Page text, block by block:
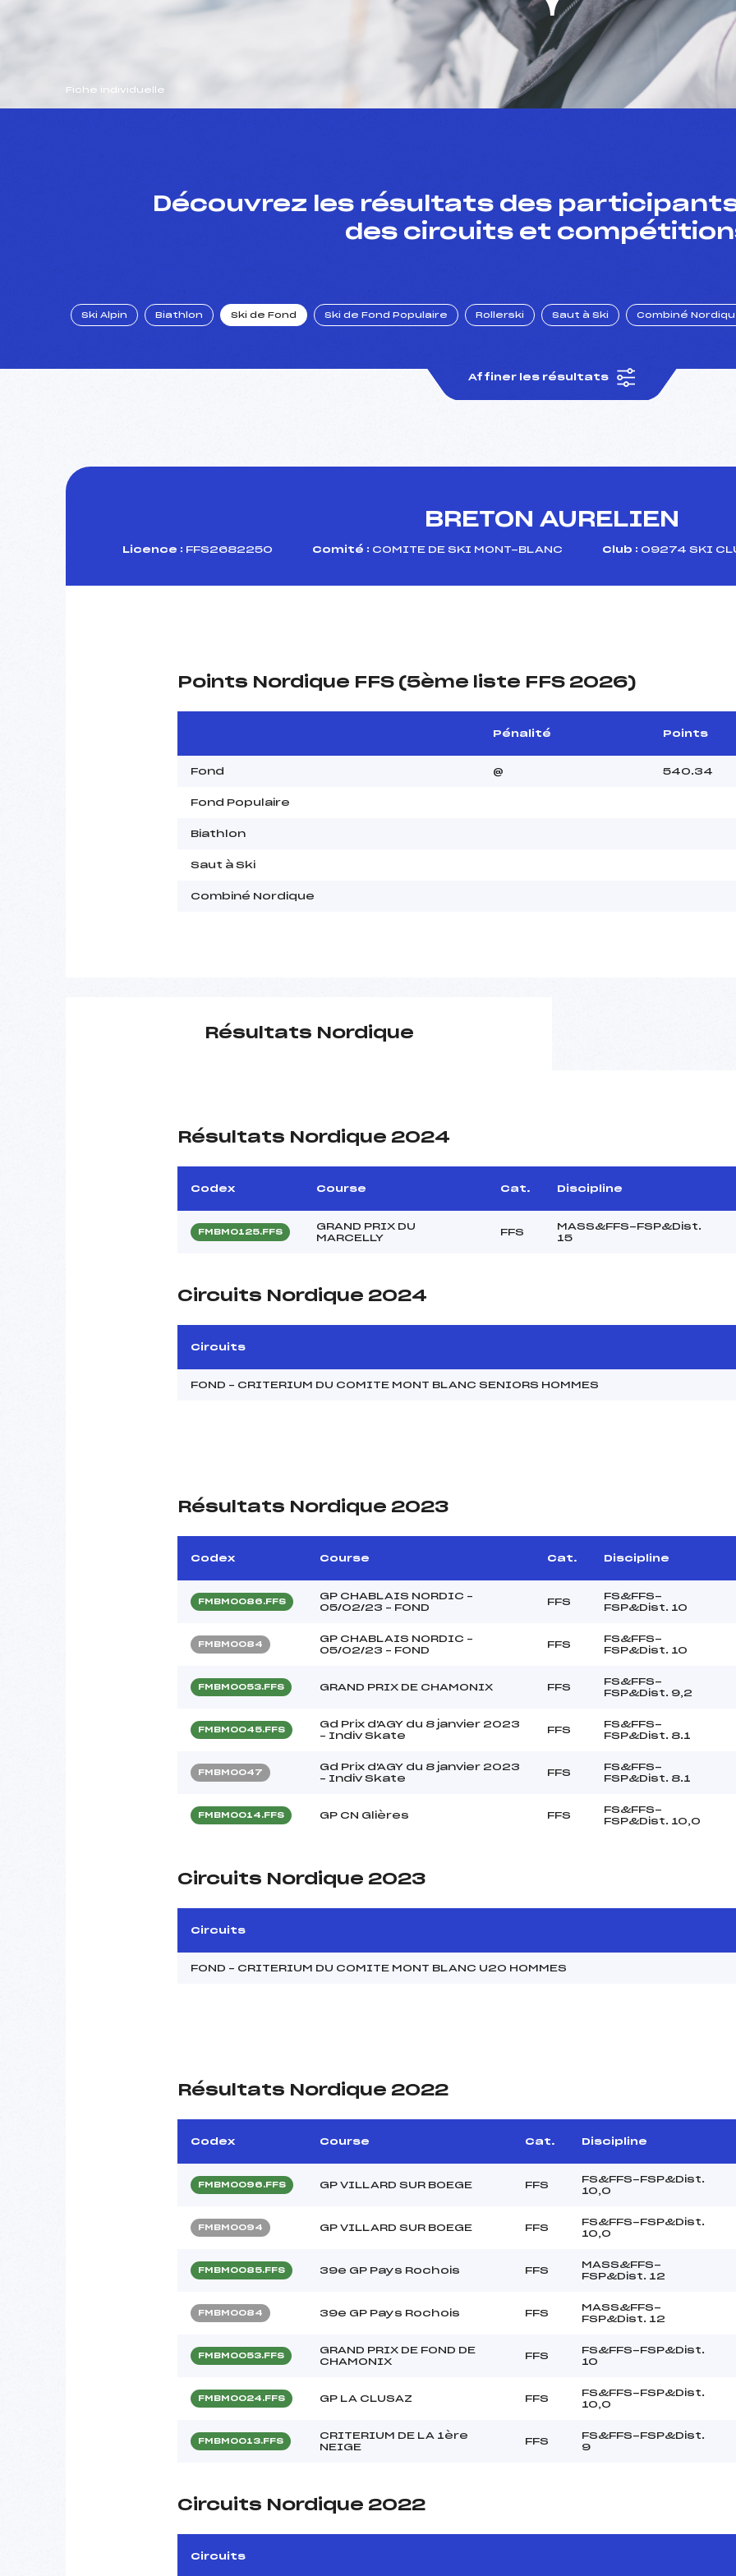
Fiche individuelle
Découvrez les résultats des participants
des circuits et
Ski Alpin Biathlon Ski de Fond Ski de Fond Populaire Rollerski Saut à Ski Combiné
Affiner les résultats
BRETON AURELIEN
Licence : FFS2682250 Comité : COMITE DE SKI MONT-BLANC Club : 09274 SKI
Points Nordique FFS (5ème liste FFS 2026)
Pénalité Points
Fond @ 540.34
Fond Populaire
Biathlon
Saut à Ski
Combiné Nordique
Résultats Nordique
Résultats Nordique 2024
Codex Course Cat. Discipline
FMBM0125.FFS
GRAND PRIX DU
MARCELLY
FFS
MASS&FFS-FSP&Dist.
15
Circuits Nordique 2024
Circuits
FOND – CRITERIUM DU COMITE MONT BLANC SENIORS HOMMES
Résultats Nordique 2023
Codex Course Cat. Discipline
FMBM0086.FFS
GP CHABLAIS NORDIC –
05/02/23 – FOND
FFS
FS&FFS-
FSP&Dist. 10
FMBM0084
GP CHABLAIS NORDIC –
05/02/23 – FOND
FFS
FS&FFS-
FSP&Dist. 10
FMBM0053.FFS GRAND PRIX DE CHAMONIX FFS
FS&FFS-
FSP&Dist. 9,2
FMBM0045.FFS
Gd Prix d'AGY du 8 janvier 2023
– Indiv Skate
FFS
FS&FFS-
FSP&Dist. 8.1
FMBM0047
Gd Prix d'AGY du 8 janvier 2023
– Indiv Skate
FFS
FS&FFS-
FSP&Dist. 8.1
FMBM0014.FFS GP CN Glières FFS
FS&FFS-
FSP&Dist. 10,0
Circuits Nordique 2023
Circuits
FOND – CRITERIUM DU COMITE MONT BLANC U20 HOMMES
Résultats Nordique 2022
Codex Course Cat. Discipline
FMBM0096.FFS GP VILLARD SUR BOEGE FFS
FS&FFS-FSP&Dist.
10,0
FMBM0094 GP VILLARD SUR BOEGE FFS
FS&FFS-FSP&Dist.
10,0
FMBM0085.FFS 39e GP Pays Rochois FFS
MASS&FFS-
FSP&Dist. 12
FMBM0084 39e GP Pays Rochois FFS
MASS&FFS-
FSP&Dist. 12
FMBM0053.FFS
GRAND PRIX DE FOND DE
CHAMONIX
FFS
FS&FFS-FSP&Dist.
10
FMBM0024.FFS GP LA CLUSAZ FFS
FS&FFS-FSP&Dist.
10,0
FMBM0013.FFS
CRITERIUM DE LA 1ère
NEIGE
FFS
FS&FFS-FSP&Dist.
9
Circuits Nordique 2022
Circuits